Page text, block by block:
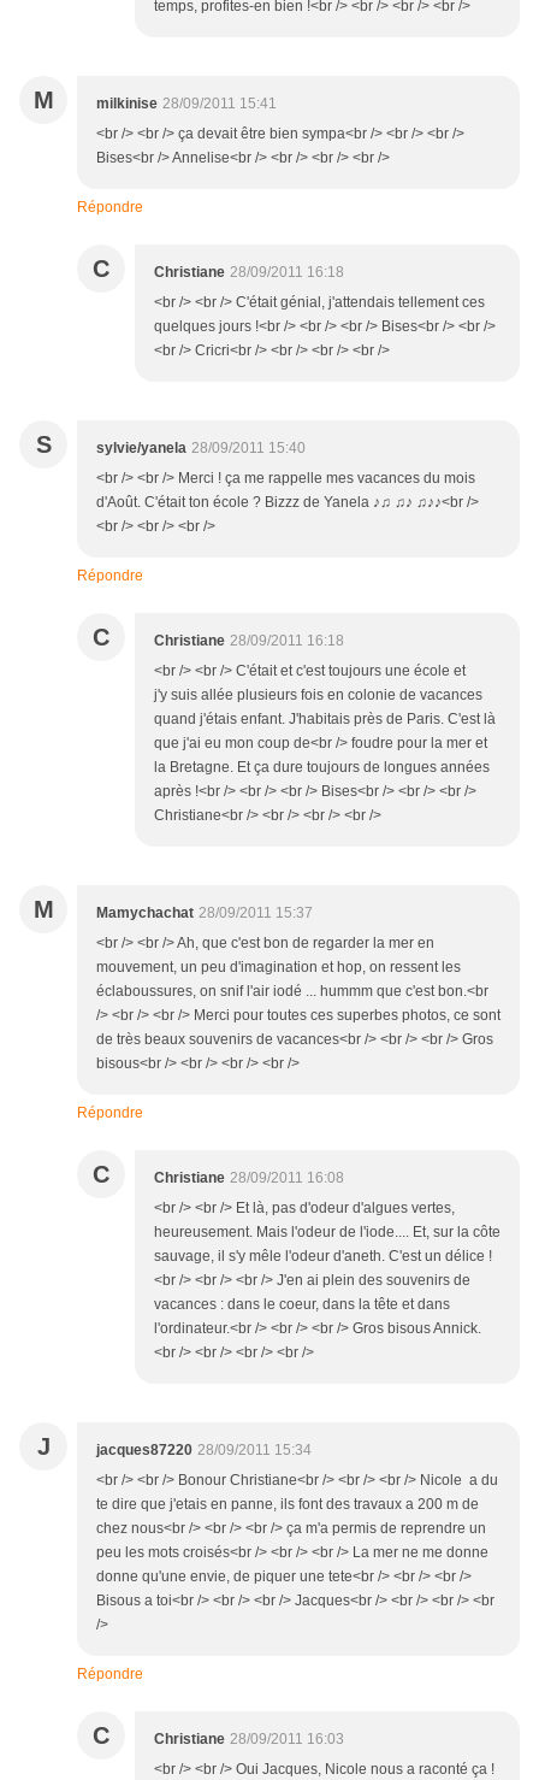
temps, profites-en bien !<br /> <br /> <br /> <br />
M milkinise 28/09/2011 15:41
<br /> <br /> ça devait être bien sympa<br /> <br /> <br />
Bises<br /> Annelise<br /> <br /> <br /> <br />
Répondre
C Christiane 28/09/2011 16:18
<br /> <br /> C'était génial, j'attendais tellement ces
quelques jours !<br /> <br /> <br /> Bises<br /> <br />
<br /> Cricri<br /> <br /> <br /> <br />
S sylvie/yanela 28/09/2011 15:40
<br /> <br /> Merci ! ça me rappelle mes vacances du mois
d'Août. C'était ton école ? Bizzz de Yanela ♪♫ ♫♪ ♫♪♪<br />
<br /> <br /> <br />
Répondre
C Christiane 28/09/2011 16:18
<br /> <br /> C'était et c'est toujours une école et
j'y suis allée plusieurs fois en colonie de vacances
quand j'étais enfant. J'habitais près de Paris. C'est là
que j'ai eu mon coup de<br /> foudre pour la mer et
la Bretagne. Et ça dure toujours de longues années
après !<br /> <br /> <br /> Bises<br /> <br /> <br />
Christiane<br /> <br /> <br /> <br />
M Mamychachat 28/09/2011 15:37
<br /> <br /> Ah, que c'est bon de regarder la mer en
mouvement, un peu d'imagination et hop, on ressent les
éclaboussures, on snif l'air iodé ... hummm que c'est bon.<br
/> <br /> <br /> Merci pour toutes ces superbes photos, ce sont
de très beaux souvenirs de vacances<br /> <br /> <br /> Gros
bisous<br /> <br /> <br /> <br />
Répondre
C Christiane 28/09/2011 16:08
<br /> <br /> Et là, pas d'odeur d'algues vertes,
heureusement. Mais l'odeur de l'iode.... Et, sur la côte
sauvage, il s'y mêle l'odeur d'aneth. C'est un délice !
<br /> <br /> <br /> J'en ai plein des souvenirs de
vacances : dans le coeur, dans la tête et dans
l'ordinateur.<br /> <br /> <br /> Gros bisous Annick.
<br /> <br /> <br /> <br />
J jacques87220 28/09/2011 15:34
<br /> <br /> Bonour Christiane<br /> <br /> <br /> Nicole a du
te dire que j'etais en panne, ils font des travaux a 200 m de
chez nous<br /> <br /> <br /> ça m'a permis de reprendre un
peu les mots croisés<br /> <br /> <br /> La mer ne me donne
donne qu'une envie, de piquer une tete<br /> <br /> <br />
Bisous a toi<br /> <br /> <br /> Jacques<br /> <br /> <br /> <br
/>
Répondre
C Christiane 28/09/2011 16:03
<br /> <br /> Oui Jacques, Nicole nous a raconté ça !